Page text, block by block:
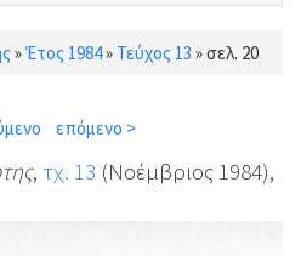
»Έτος 1984» Τεύχος 13 »σελ. 20
επόμενο >
, τχ. 13 (Νοέμβριος 1984),